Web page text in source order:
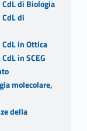
di Biologia
di
in Ottica
in SCEG
molecolare,
della